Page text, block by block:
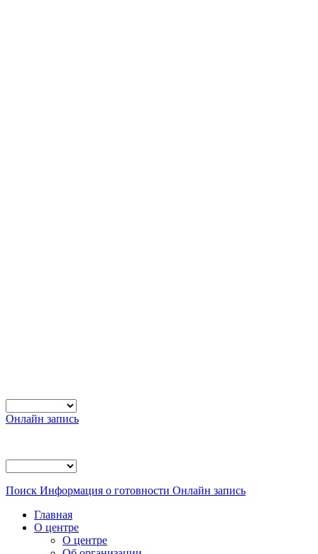
Онлайн запись
Поиск Информация о готовности Онлайн запись
Главная
О центре
О центре